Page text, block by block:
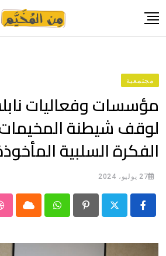
to
حياة
صورة وحكاية
قصة وسيرة
فيديو
المدونة
بيانات
مجتمعية
مؤسسات وفعاليات
لوقف شيطنة
الفكرة السلبية
27 يوليو، 2024
Pinterest
Whatsapp
Cloud